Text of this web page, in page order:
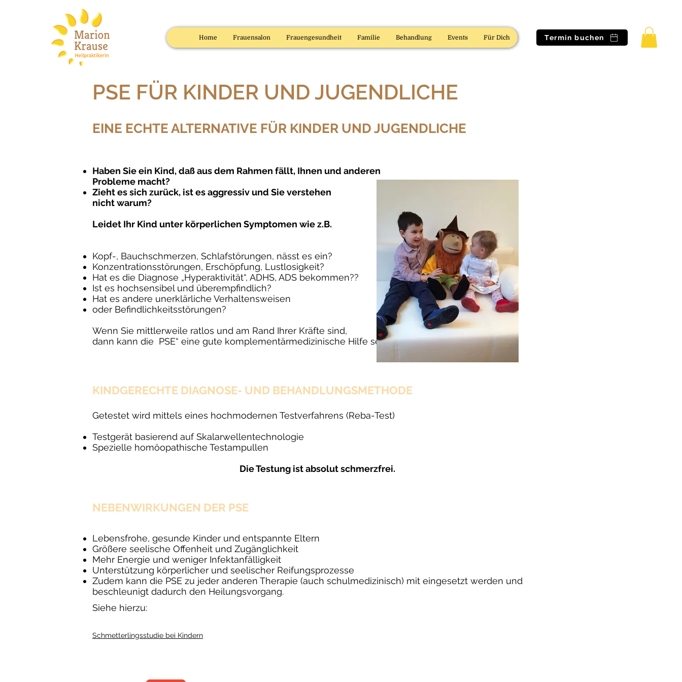
Home Frauensalon Frauengesundheit Familie Behandlung Events Für Dich Termin buchen
PSE FÜR KINDER UND JUGENDLICHE
EINE ECHTE ALTERNATIVE FÜR KINDER UND JUGENDLICHE
Haben Sie ein Kind, daß aus dem Rahmen fällt, Ihnen und anderen
Probleme macht?
Zieht es sich zurück, ist es aggressiv und Sie verstehen
nicht warum?
Leidet Ihr Kind unter körperlichen Symptomen wie z.B.
Kopf-, Bauchschmerzen, Schlafstörungen, nässt es ein?
Konzentrationsstörungen, Erschöpfung, Lustlosigkeit?
Hat es die Diagnose „Hyperaktivität“, ADHS, ADS bekommen??
Ist es hochsensibel und überempfindlich?
Hat es andere unerklärliche Verhaltensweisen
oder Befindlichkeitsstörungen?
Wenn Sie mittlerweile ratlos und am Rand Ihrer Kräfte sind,
dann kann die PSE“ eine gute komplementärmedizinische Hilfe sein
KINDGERECHTE DIAGNOSE- UND BEHANDLUNGSMETHODE
Getestet wird mittels eines hochmodernen Testverfahrens (Reba-Test)
Testgerät basierend auf Skalarwellentechnologie
Spezielle homöopathische Testampullen
Die Testung ist absolut schmerzfrei.
NEBENWIRKUNGEN DER PSE​
Lebensfrohe, gesunde Kinder und entspannte Eltern
Größere seelische Offenheit und Zugänglichkeit
Mehr Energie und weniger Infektanfälligkeit
Unterstützung körperlicher und seelischer Reifungsprozesse
Zudem kann die PSE zu jeder anderen Therapie (auch schulmedizinisch) mit eingesetzt werden und
beschleunigt dadurch den Heilungsvorgang.
Siehe hierzu:
Schmetterlingsstudie bei Kindern